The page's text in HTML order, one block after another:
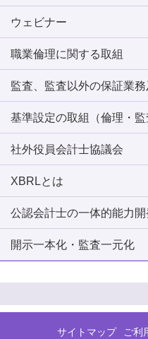
ウェビナー
職業倫理に関する取組
監査、監査以外の保証業
基準設定の取組（倫理・監
社外役員会計士協議会
XBRLとは
公認会計士の一体的能力開
開示一本化・監査一元化
サイトマップ ご利